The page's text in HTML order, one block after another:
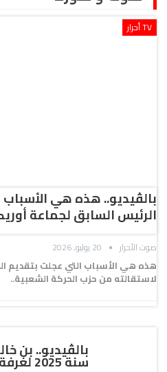
TV أحرار
بالڤيديو.. هذه هي
الرئيس السابق لجماعة
صوت الأحرار 20 يوليو, 2026
هذه هي الأسباب التي عجلت بتقديم
لاستقالته من حزب الحركة الشعبية..
بالڤيديو.. بن
سنة 2025 لغرفة التجارة والصناعة…